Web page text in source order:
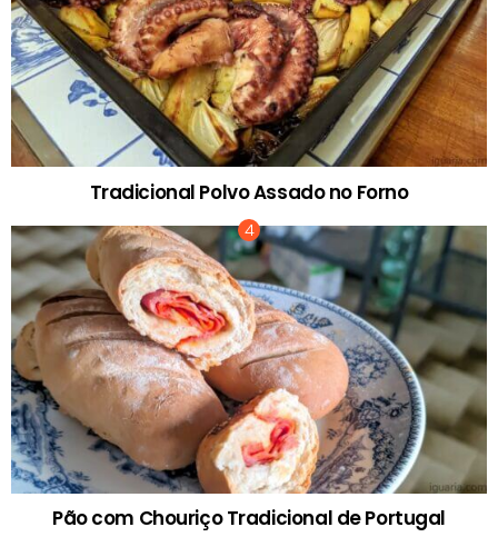
Tradicional Polvo Assado no Forno
Pão com Chouriço Tradicional de Portugal